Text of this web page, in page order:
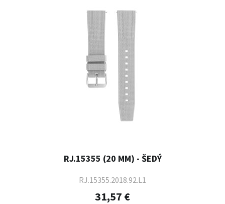
RJ.15355 (20 MM) - ŠEDÝ
RJ.15355.2018.92.L1
31,57 €